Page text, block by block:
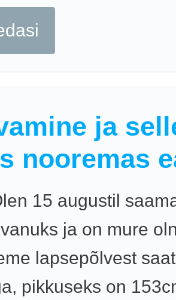
ja
nooremas
15 augustil
ja on mure
lapsepõlvest
pikkuseks on